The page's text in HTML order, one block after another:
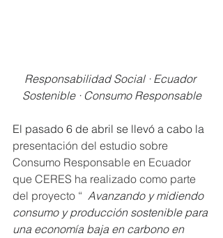
Responsabilidad Social · Ecuador
Sostenible · Consumo Responsable
El pasado 6 de abril se llevó a cabo la
presentación del estudio sobre
Consumo Responsable en Ecuador
que CERES ha realizado como parte
del proyecto “ Avanzando y midiendo
consumo y producción sostenible para
una economía baja en carbono en